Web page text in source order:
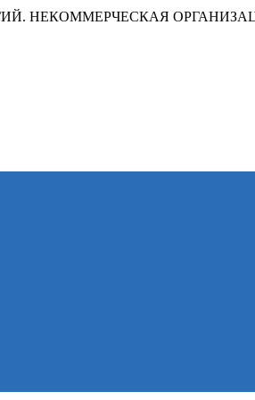
НЕКОММЕРЧЕСКАЯ